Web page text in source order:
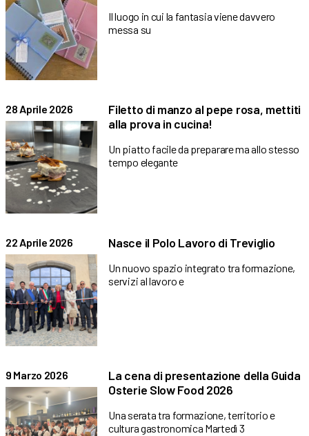
Il luogo in cui la fantasia viene davvero
messa su
28 Aprile 2026
Filetto di manzo al pepe rosa, mettiti
alla prova in cucina!
Un piatto facile da preparare ma allo stesso
tempo elegante
22 Aprile 2026 Nasce il Polo Lavoro di Treviglio
Un nuovo spazio integrato tra formazione,
servizi al lavoro e
9 Marzo 2026
La cena di presentazione della Guida
Osterie Slow Food 2026
Una serata tra formazione, territorio e
cultura gastronomica Martedì 3